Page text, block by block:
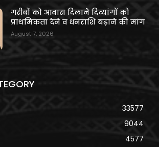
गरीबों को आवास दिलाने दिव्यांगों को
प्राथमिकता देने व धनराशि बढ़ाने की मांग
August 7, 2026
33577
9044
4577